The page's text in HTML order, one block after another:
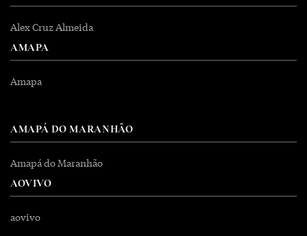
Alex Cruz Almeida
AMAPA
Amapa
AMAPÁ DO MARANHÃO
Amapá do Maranhão
AOVIVO
aovivo